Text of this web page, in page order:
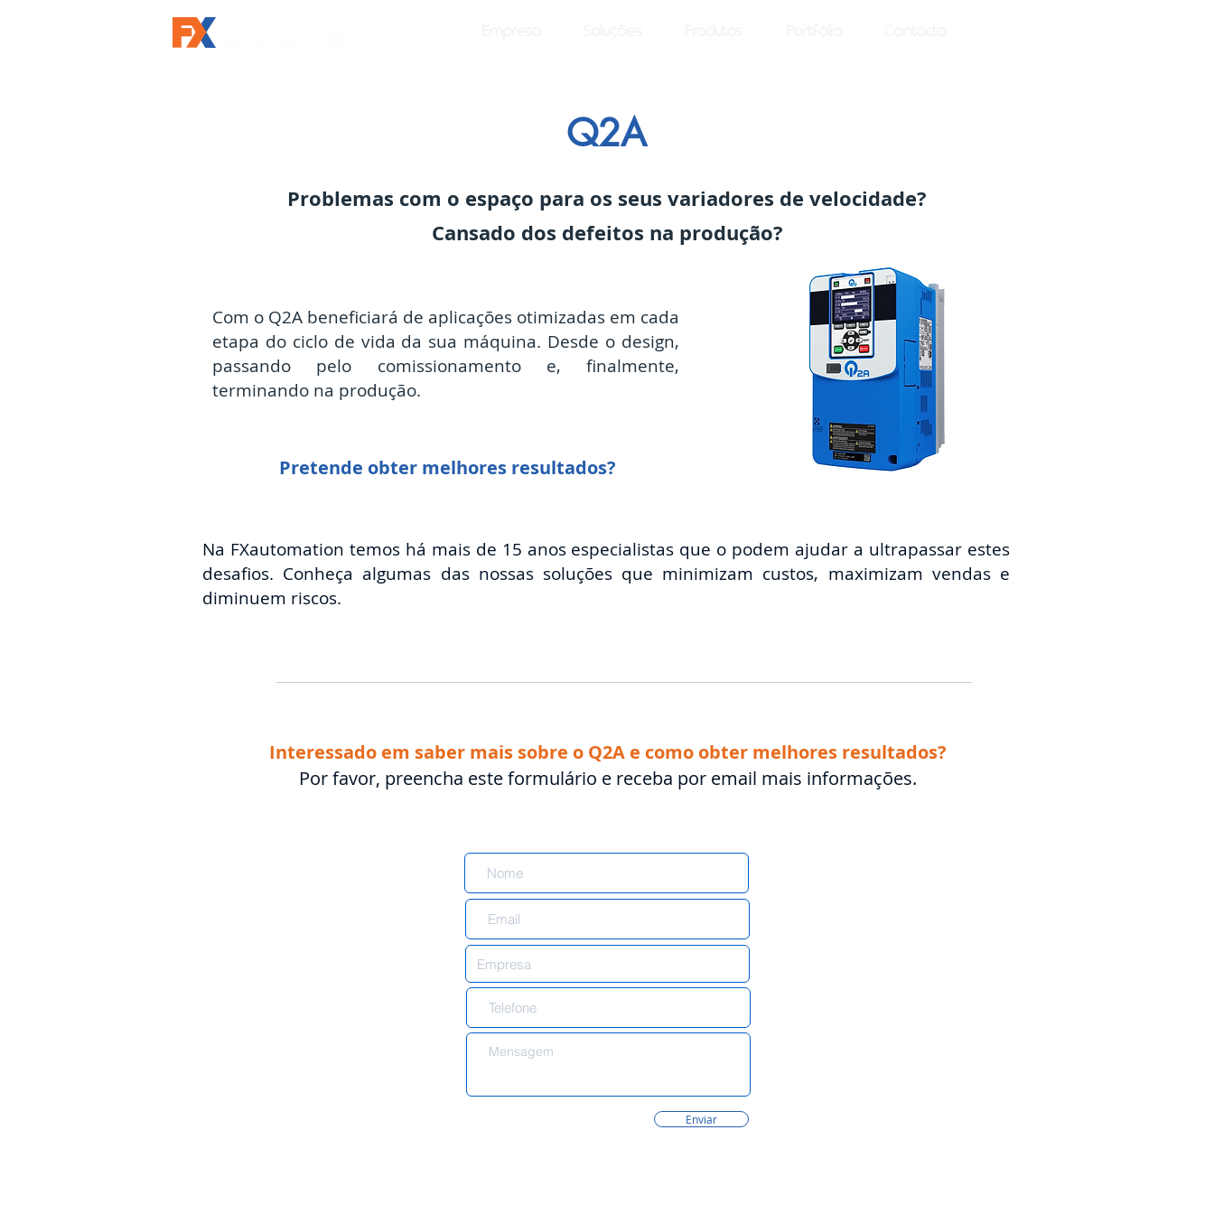
Q2A
Problemas com o espaço para os seus variadores de velocidade?
Cansado dos defeitos na produção?
Com o Q2A beneficiará de aplicações otimizadas em cada
etapa do ciclo de vida da sua máquina. Desde o design,
passando pelo comissionamento e, finalmente,
terminando na produção.
Pretende obter melhores resultados?
Na FXautomation temos há mais de 15 anos especialistas que o podem ajudar a ultrapassar estes
desafios. Conheça algumas das nossas soluções que minimizam custos, maximizam vendas e
diminuem riscos.
Interessado em saber mais sobre o Q2A e como obter melhores resultados?
Por favor, preencha este formulário e receba por email mais informações.
Enviar